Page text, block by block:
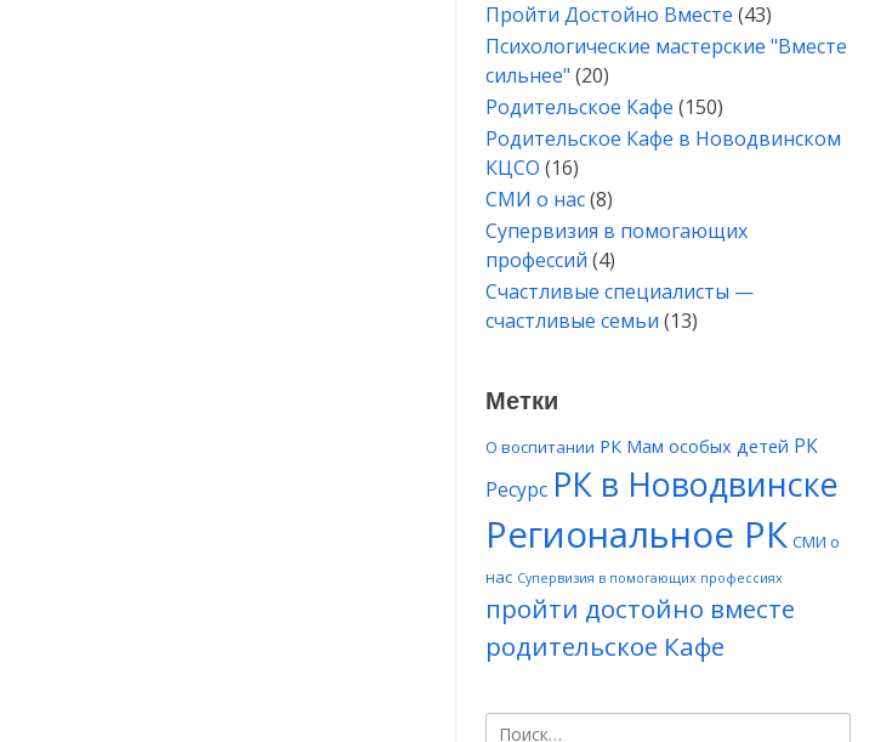
Пройти Достойно Вместе (43)
Психологические мастерские "Вместе
сильнее" (20)
Родительское Кафе (150)
Родительское Кафе в Новодвинском
КЦСО (16)
СМИ о нас(8)
Супервизия в помогающих
профессий (4)
Счастливые специалисты —
счастливые семьи (13)
Метки
О воспитании РК Мам особых детей РК
Ресурс РК в Новодвинске
Региональное РК СМИ о
нас Супервизия в помогающих профессиях
пройти достойно вместе
родительское Кафе
Найти: